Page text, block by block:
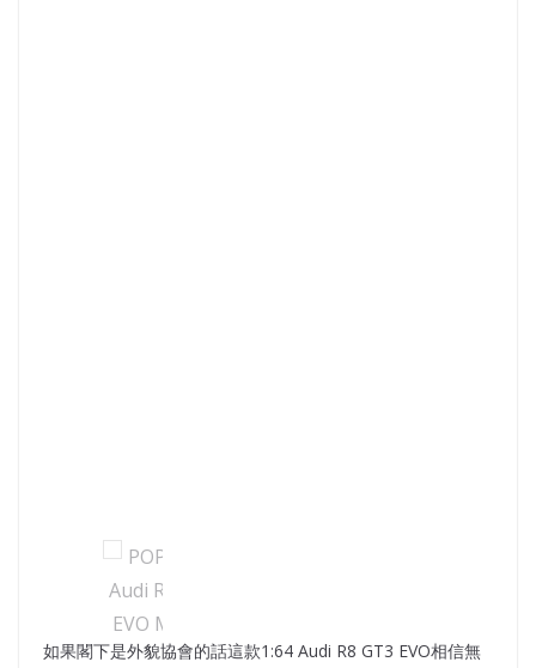
如果閣下是外貌協會的話這款1:64 Audi R8 GT3 EVO相信無